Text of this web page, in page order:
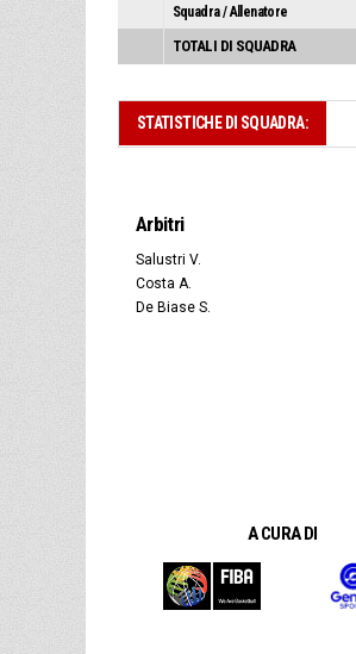
Squadra / Allenatore
TOTALI DI SQUADRA
STATISTICHE DI SQUADRA:
Arbitri
Salustri V.
Costa A.
De Biase S.
A CURA DI